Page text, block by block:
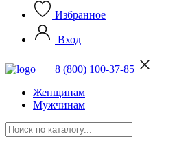
Избранное
Вход
8 (800) 100-37-85
Женщинам
Мужчинам